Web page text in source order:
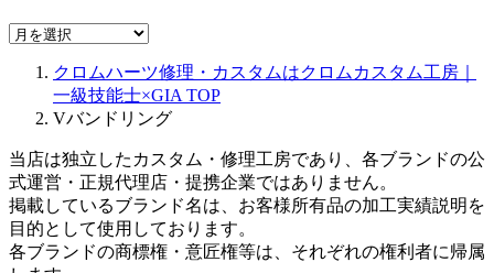
ア
クロムハーツ修理・カスタムはクロムカスタム工房｜
一級技能士×GIA TOP
Vバンドリング
当店は独立したカスタム・修理工房であり、各ブランドの公
式運営・正規代理店・提携企業ではありません。
掲載しているブランド名は、お客様所有品の加工実績説明を
目的として使用しております。
各ブランドの商標権・意匠権等は、それぞれの権利者に帰属